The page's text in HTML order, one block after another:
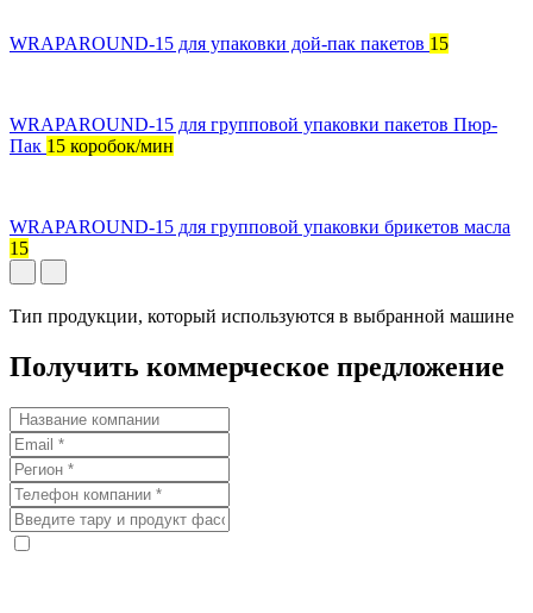
WRAPAROUND-15 для упаковки дой-пак пакетов 15
WRAPAROUND-15 для групповой упаковки пакетов Пюр-
Пак 15 коробок/мин
WRAPAROUND-15 для групповой упаковки брикетов масла
15
Тип продукции, который используются в выбранной машине
Получить коммерческое предложение